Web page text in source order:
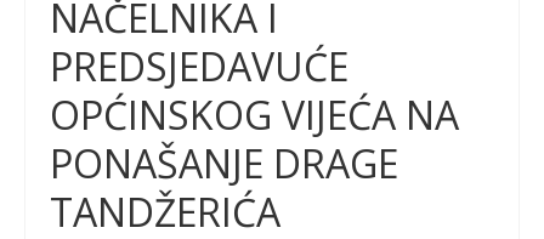
NAČELNIKA I
PREDSJEDAVUĆE
OPĆINSKOG VIJEĆA NA
PONAŠANJE DRAGE
TANDŽERIĆA